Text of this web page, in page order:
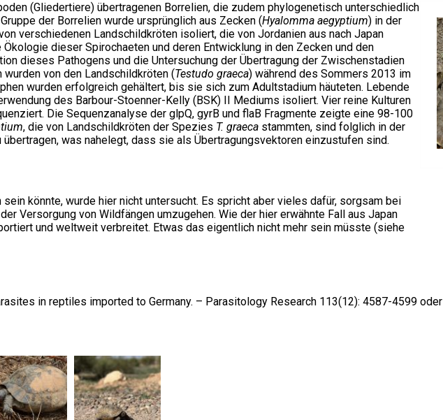
(Gliedertiere) übertragenen Borrelien, die zudem phylogenetisch unterschiedlich
der Borrelien wurde ursprünglich aus Zecken (Hyalomma aegyptium) in der
verschiedenen Landschildkröten isoliert, die von Jordanien aus nach Japan
dieser Spirochaeten und deren Entwicklung in den Zecken und den
dieses Pathogens und die Untersuchung der Übertragung der Zwischenstadien
wurden von den Landschildkröten (Testudo graeca) während des Sommers 2013 im
wurden erfolgreich gehältert, bis sie sich zum Adultstadium häuteten. Lebende
des Barbour-Stoenner-Kelly (BSK) II Mediums isoliert. Vier reine Kulturen
Die Sequenzanalyse der glpQ, gyrB und flaB Fragmente zeigte eine 98-100
, die von Landschildkröten der Spezies T. graeca stammten, sind folglich in der
was nahelegt, dass sie als Übertragungsvektoren einzustufen sind.
könnte, wurde hier nicht untersucht. Es spricht aber vieles dafür, sorgsam bei
Versorgung von Wildfängen umzugehen. Wie der hier erwähnte Fall aus Japan
und weltweit verbreitet. Etwas das eigentlich nicht mehr sein müsste (siehe
in reptiles imported to Germany. – Parasitology Research 113(12): 4587-4599 oder